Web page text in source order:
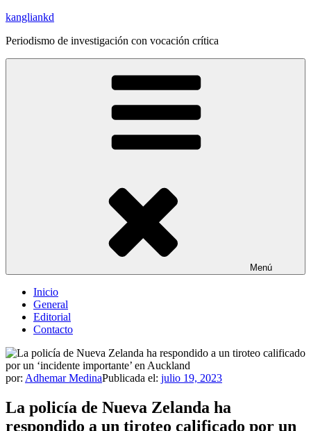
Saltar
contenido
kangliankd
Periodismo de investigación con vocación crítica
Menú
Inicio
General
Editorial
Contacto
por: Adhemar MedinaPublicada el: julio 19, 2023
La policía de Nueva Zelanda ha
respondido a un tiroteo calificado por un